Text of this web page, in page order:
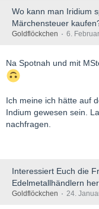
Wo kann man Iridium
Märchensteuer
Goldflöckchen 6.
Na Spotnah und mit
Ich meine ich hätte auf
Indium gewesen sein.
nachfragen.
Interessiert Euch die
Edelmetallhändlern
Goldflöckchen 24.